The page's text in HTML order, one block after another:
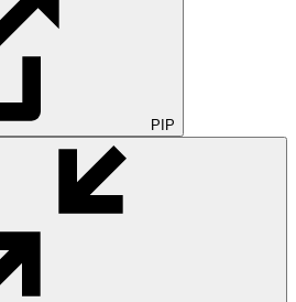
PIP